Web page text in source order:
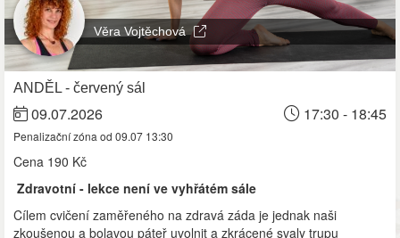
Věra Vojtěchová
ANDĚL - červený sál
09.07.2026 17:30 - 18:45
Penalizační zóna od 09.07 13:30
Cena 190 Kč
Zdravotní - lekce není ve vyhřátém sále
Cílem cvičení zaměřeného na zdravá záda je jednak naši
zkoušenou a bolavou páteř uvolnit a zkrácené svaly trupu